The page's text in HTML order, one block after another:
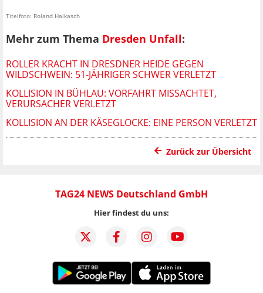
Titelfoto: Roland Halkasch
Mehr zum Thema Dresden Unfall:
ROLLER KRACHT IN DRESDNER HEIDE GEGEN
WILDSCHWEIN: 51-JÄHRIGER SCHWER VERLETZT
KOLLISION IN BÜHLAU: VORFAHRT MISSACHTET,
VERURSACHER VERLETZT
KOLLISION AN DER KÄSEGLOCKE: EINE PERSON VERLETZT
Zurück zur Übersicht
TAG24 NEWS Deutschland GmbH
Hier findest du uns: